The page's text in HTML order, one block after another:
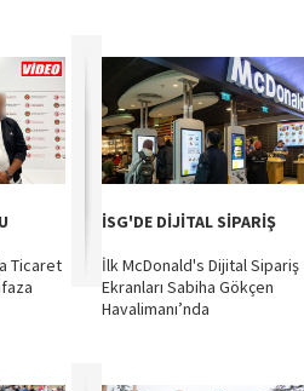
Ticaret
İSG'DE DİJİTAL SİPARİŞ
İlk McDonald's Dijital Sipariş
Ekranları Sabiha Gökçen
Havalimanı’nda